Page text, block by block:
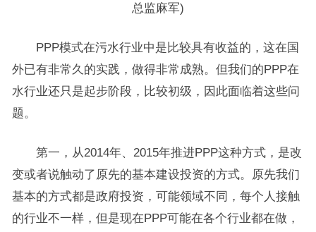
总监麻军)
PPP模式在污水行业中是比较具有收益的，这在国
外已有非常久的实践，做得非常成熟。但我们的PPP在
水行业还只是起步阶段，比较初级，因此面临着这些问
题。
第一，从2014年、2015年推进PPP这种方式，是改
变或者说触动了原先的基本建设投资的方式。原先我们
基本的方式都是政府投资，可能领域不同，每个人接触
的行业不一样，但是现在PPP可能在各个行业都在做，